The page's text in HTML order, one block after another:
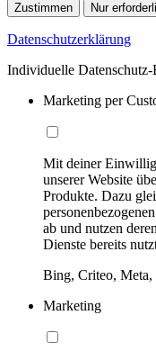
Zustimmen Nur
Datenschutzerklärung
Individuelle Datenschutz-
Marketing per
Mit deiner
unserer Website
Produkte. Dazu
ab und nutzen
Dienste bereits
Bing, Criteo,
Marketing